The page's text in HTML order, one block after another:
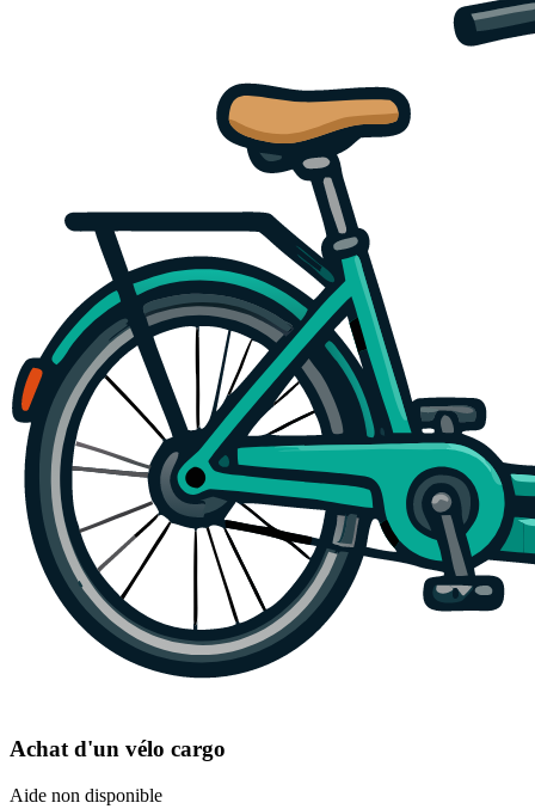
Achat d'un vélo cargo
Aide non disponible